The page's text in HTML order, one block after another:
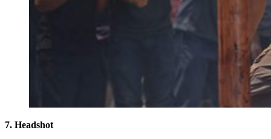
7. Headshot